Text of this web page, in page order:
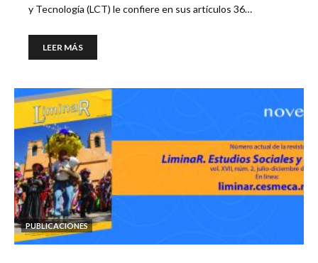
y Tecnología (LCT) le confiere en sus artículos 36…
LEER MÁS
PUBLICACIONES